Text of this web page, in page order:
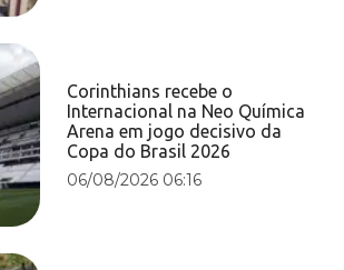
Corinthians recebe o
Internacional na Neo Química
Arena em jogo decisivo da
Copa do Brasil 2026
06/08/2026 06:16